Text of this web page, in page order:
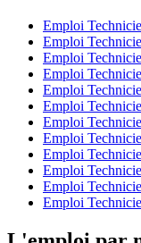
Emploi
Emploi
Emploi
Emploi
Emploi
Emploi
Emploi
Emploi
Emploi
Emploi
Emploi
Emploi